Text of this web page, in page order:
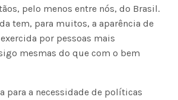
pelo menos entre nós, do Brasil.
tem, para muitos, a aparência de
por pessoas mais
mesmas do que com o bem
para a necessidade de políticas